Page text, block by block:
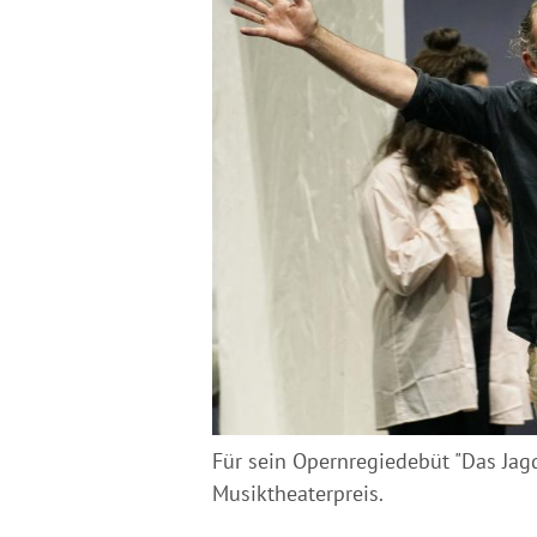
Für sein Opernregiedebüt "Das
Musiktheaterpreis.